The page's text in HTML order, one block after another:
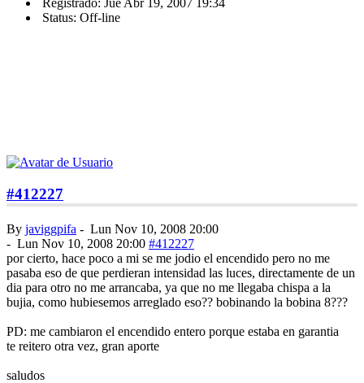
Registrado: Jue Abr 19, 2007 19:34
Status: Off-line
#412227
By javiggpifa - Lun Nov 10, 2008 20:00
- Lun Nov 10, 2008 20:00 #412227
por cierto, hace poco a mi se me jodio el encendido pero no me
pasaba eso de que perdieran intensidad las luces, directamente de un
dia para otro no me arrancaba, ya que no me llegaba chispa a la
bujia, como hubiesemos arreglado eso?? bobinando la bobina 8???
PD: me cambiaron el encendido entero porque estaba en garantia
te reitero otra vez, gran aporte
saludos